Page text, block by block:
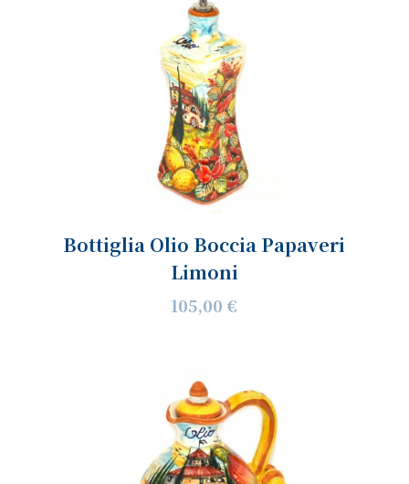
Bottiglia Olio Boccia Papaveri
Limoni
105,00 €